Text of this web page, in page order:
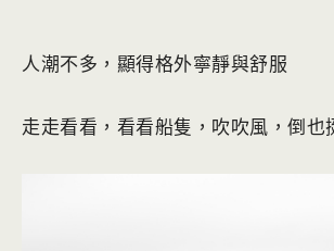
人潮不多，顯得格外寧靜與舒服
走走看看，看看船隻，吹吹風，倒也